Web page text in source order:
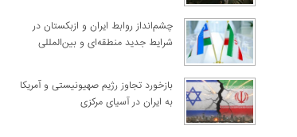
چشم‌انداز روابط ایران و ازبکستان در
شرایط جدید منطقه‌ای و بین‌المللی
​بازخورد تجاوز رژیم صهیونیستی و آمریکا
به ایران در آسیای مرکزی